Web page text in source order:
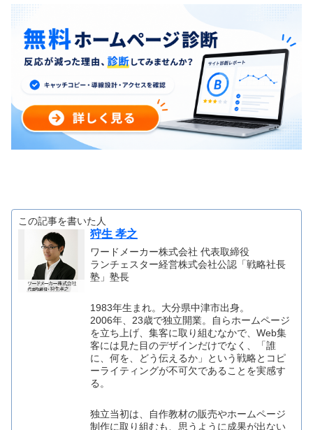
この記事を書いた人
狩生 孝之
ワードメーカー株式会社 代表取締役
ランチェスター経営株式会社公認「戦略社長
塾」塾長
1983年生まれ。大分県中津市出身。
2006年、23歳で独立開業。自らホームページ
を立ち上げ、集客に取り組むなかで、Web集
客には見た目のデザインだけでなく、「誰
に、何を、どう伝えるか」という戦略とコピ
ーライティングが不可欠であることを実感す
る。
独立当初は、自作教材の販売やホームページ
制作に取り組むも、思うように成果が出ない